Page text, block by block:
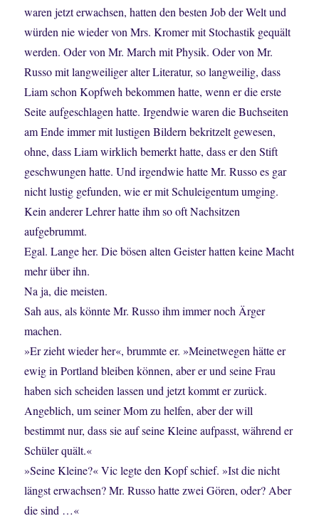
waren jetzt erwachsen, hatten den besten Job der Welt und
würden nie wieder von Mrs. Kromer mit Stochastik gequält
werden. Oder von Mr. March mit Physik. Oder von Mr.
Russo mit langweiliger alter Literatur, so langweilig, dass
Liam schon Kopfweh bekommen hatte, wenn er die erste
Seite aufgeschlagen hatte. Irgendwie waren die Buchseiten
am Ende immer mit lustigen Bildern bekritzelt gewesen,
ohne, dass Liam wirklich bemerkt hatte, dass er den Stift
geschwungen hatte. Und irgendwie hatte Mr. Russo es gar
nicht lustig gefunden, wie er mit Schuleigentum umging.
Kein anderer Lehrer hatte ihm so oft Nachsitzen
aufgebrummt.
Egal. Lange her. Die bösen alten Geister hatten keine Macht
mehr über ihn.
Na ja, die meisten.
Sah aus, als könnte Mr. Russo ihm immer noch Ärger
machen.
»Er zieht wieder her«, brummte er. »Meinetwegen hätte er
ewig in Portland bleiben können, aber er und seine Frau
haben sich scheiden lassen und jetzt kommt er zurück.
Angeblich, um seiner Mom zu helfen, aber der will
bestimmt nur, dass sie auf seine Kleine aufpasst, während er
Schüler quält.«
»Seine Kleine?« Vic legte den Kopf schief. »Ist die nicht
längst erwachsen? Mr. Russo hatte zwei Gören, oder? Aber
die sind …«